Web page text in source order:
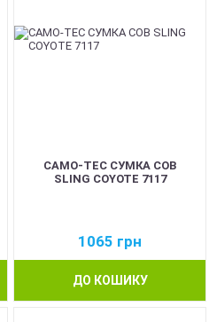
CAMO-TEC СУМКА COB
SLING COYOTE 7117
1065 грн
ДО КОШИКУ